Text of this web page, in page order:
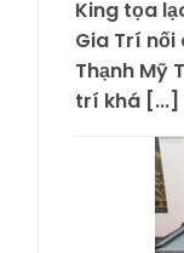
King tọa
Gia Trí nối
Thạnh Mỹ
trí khá [...]